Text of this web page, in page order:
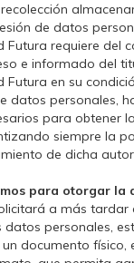
de datos
Futura requiere del
e informado del
Futura en su
datos personales,
para obtener
siempre la
de dicha
para otorgar la
a más tardar
datos personales,
documento físico,